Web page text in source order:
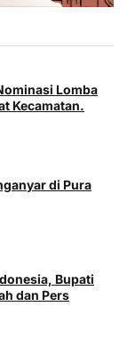
Lomba
Kecamatan.
di Pura
Bupati
dan Pers